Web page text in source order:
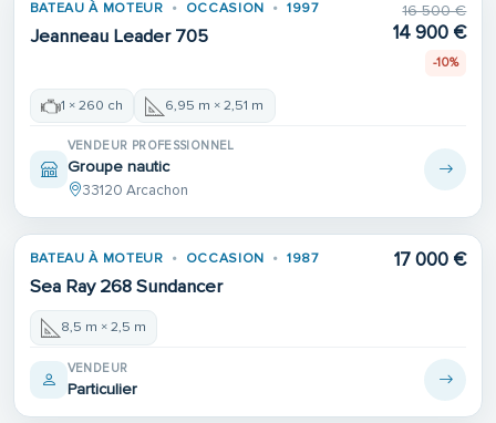
BATEAU À MOTEUR OCCASION 1997
Jeanneau Leader 705
16 500 €
14 900 €
-10%
1 × 260 ch 6,95 m × 2,51 m
VENDEUR PROFESSIONNEL
Groupe nautic
33120 Arcachon
BATEAU À MOTEUR OCCASION 1987
Sea Ray 268 Sundancer
17 000 €
8,5 m × 2,5 m
VENDEUR
Particulier